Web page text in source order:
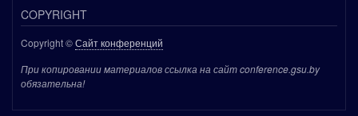
COPYRIGHT
Copyright ©Сайт конференций
При копировании материалов ссылка на сайт conference.gsu.by
обязательна!